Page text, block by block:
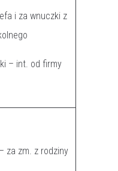
i za wnuczki z
– int. od firmy
za zm. z rodziny